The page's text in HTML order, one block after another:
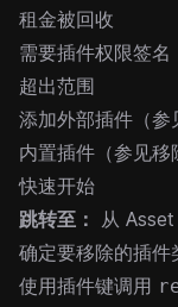
租金被回收
需要插件权限签名
超出范围
添加外部插件（参
内置插件（参见移
快速开始
跳转至： 从
确定要移除的插件
使用插件键调用